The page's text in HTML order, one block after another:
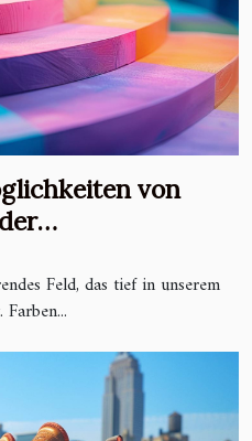
von
Feld, das tief in unserem